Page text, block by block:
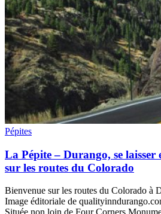
Pépites
La Pépite – Durango, se
sur les routes du Colorado
Bienvenue sur les routes du Colorado
Image éditoriale de